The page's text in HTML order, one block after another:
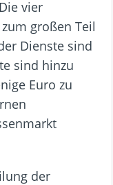
vier
großen Teil
Dienste sind
sind hinzu
Euro zu
der